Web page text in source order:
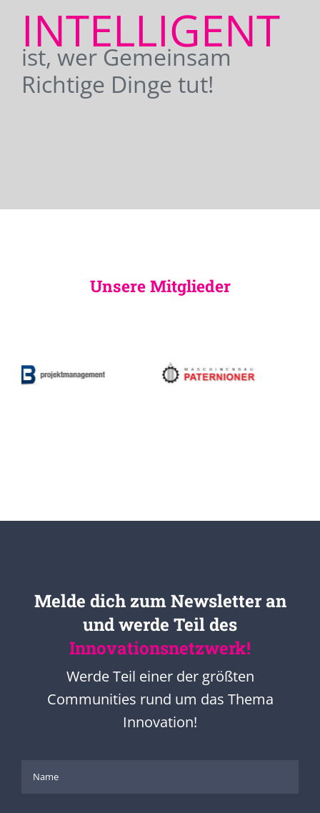
INTELLIGENT
ist, wer Gemeinsam
Richtige Dinge tut!
Unsere Mitglieder
Melde dich zum Newsletter an
und werde Teil des
Innovationsnetzwerk!
Werde Teil einer der größten
Communities rund um das Thema
Innovation!